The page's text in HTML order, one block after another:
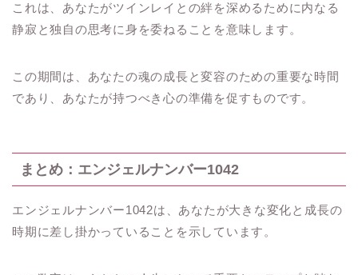
これは、あなたがツインレイとの絆を深めるために内なる
静寂と独自の思考に身を委ねることを意味します。
この期間は、あなたの魂の成長と変容のための重要な時間
であり、あなたが持つべき心の準備を促すものです。
まとめ：エンジェルナンバー1042
エンジェルナンバー1042は、あなたが大きな変化と成長の
時期に差し掛かっていることを示しています。